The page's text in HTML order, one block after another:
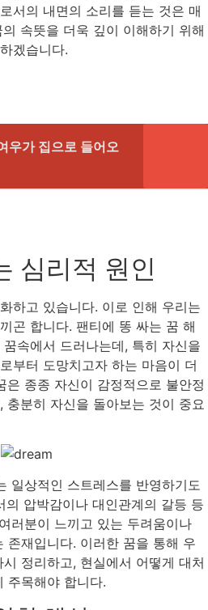
서의 내면의 소리를 듣는 것은 매
속뜻을 더욱 깊이 이해하기 위해
겠습니다.
우가 집으로 들어오
심리적 원인
하고 있습니다. 이로 인해 우리는
곤 합니다. 팬티에 똥 싸는 꿈 해
속에서 드러나는데, 특히 자신을
부터 도망치고자 하는 마음이 더
은 종종 자신이 감정적으로 불안정
충분히 자신을 돌아보는 것이 중요
일상적인 스트레스를 반영하기도
의 압박감이나 대인관계의 갈등 등
러분이 느끼고 있는 두려움이나
존재입니다. 이러한 꿈을 통해 우
정리하고, 현실에서 어떻게 대처
주목해야 합니다.